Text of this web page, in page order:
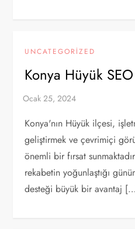
UNCATEGORIZED
Konya Hüyük
Konya'nın Hüyük ilçesi,
geliştirmek ve çevrimiçi
önemli bir fırsat
rekabetin yoğunlaştığı
desteği büyük bir avantaj